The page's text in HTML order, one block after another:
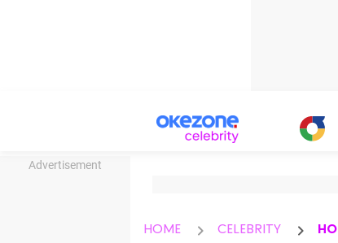
Advertisement
HOME CELEBRITY